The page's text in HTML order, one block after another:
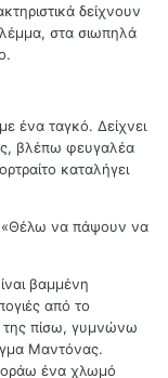
δείχνουν
στα σιωπηλά
ένα ταγκό. Δείχνει
βλέπω φευγαλέα
καταλήγει
«Θέλω να πάψουν να
βαμμένη
από το
της πίσω, γυμνώνω
Μαντόνας.
ένα χλωμό